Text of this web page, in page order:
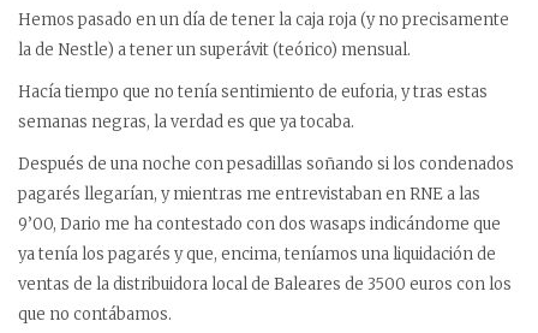
Hemos pasado en un día de tener la caja roja (y no precisamente
la de Nestle) a tener un superávit (teórico) mensual.
Hacía tiempo que no tenía sentimiento de euforia, y tras estas
semanas negras, la verdad es que ya tocaba.
Después de una noche con pesadillas soñando si los condenados
pagarés llegarían, y mientras me entrevistaban en RNE a las
9’00, Dario me ha contestado con dos wasaps indicándome que
ya tenía los pagarés y que, encima, teníamos una liquidación de
ventas de la distribuidora local de Baleares de 3500 euros con los
que no contábamos.